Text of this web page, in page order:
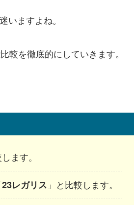
いますよね。
較を徹底的にしていきます。
ます。
23レガリス 」と比較します。